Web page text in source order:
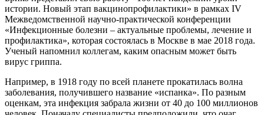
истории. Новый этап вакцинопрофилактики» в рамках IV
Межведомственной научно-практической конференции
«Инфекционные болезни – актуальные проблемы, лечение и
профилактика», которая состоялась в Москве в мае 2018 года.
Ученый напомнил коллегам, каким опасным может быть
вирус гриппа.
Например, в 1918 году по всей планете прокатилась волна
заболевания, получившего название «испанка». По разным
оценкам, эта инфекция забрала жизни от 40 до 100 миллионов